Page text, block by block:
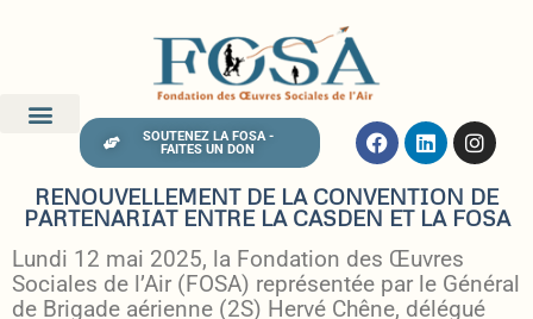
SOUTENEZ LA FOSA -
FAITES UN DON
RENOUVELLEMENT DE LA CONVENTION DE
PARTENARIAT ENTRE LA CASDEN ET LA FOSA
Lundi 12 mai 2025, la Fondation des Œuvres
Sociales de l’Air (FOSA) représentée par le Général
de Brigade aérienne (2S) Hervé Chêne, délégué